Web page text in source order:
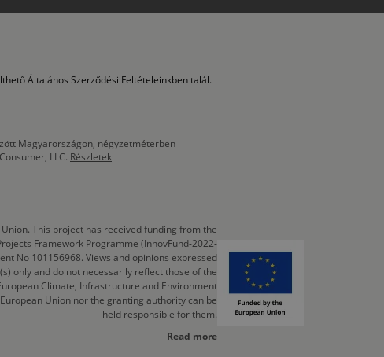
Általános Szerződési Feltételeinkben talál.
Magyarországon, négyzetméterben
LLC. Részletek
This project has received funding from the
Framework Programme (InnovFund-2022-
No 101156968. Views and opinions expressed
only and do not necessarily reflect those of the
Climate, Infrastructure and Environment
Union nor the granting authority can be
held responsible for them.
Read more